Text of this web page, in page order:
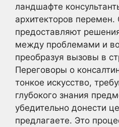
ландшафте
архитекторов перемен.
предоставляют
между проблемами и
преобразуя вызовы в
Переговоры о
тонкое искусство,
глубокого знания
убедительно донести
предлагаете. Это